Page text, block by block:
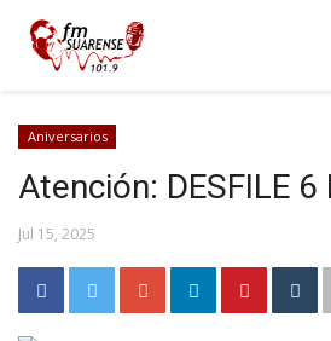
Aniversarios
Atención: DESFILE 6
Jul 15, 2025